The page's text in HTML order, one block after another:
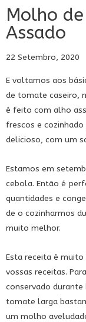
Molho
Assado
22 Setembro, 2020
E voltamos aos
de tomate caseiro,
é feito com alho
frescos e
delicioso, com um
Estamos em
cebola. Então é
quantidades e
de o cozinharmos
muito melhor.
Esta receita é
vossas receitas.
conservado
tomate larga
um molho